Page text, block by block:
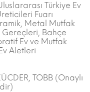
Türkiye Ev
Fuarı
Metal Mutfak
Gereçleri, Bahçe
Ev ve Mutfak
Aletleri
TOBB (Onaylı